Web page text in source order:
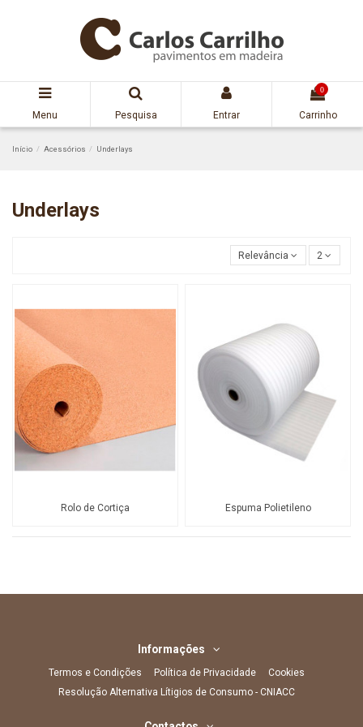
Menu Pesquisa Entrar
0
Carrinho
Início Acessórios Underlays
Underlays
Relevância 2
Rolo de Cortiça Espuma Polietileno
Informações
Termos e Condições Política de Privacidade
Cookies
Resolução Alternativa Lítigios de Consumo - CNIACC